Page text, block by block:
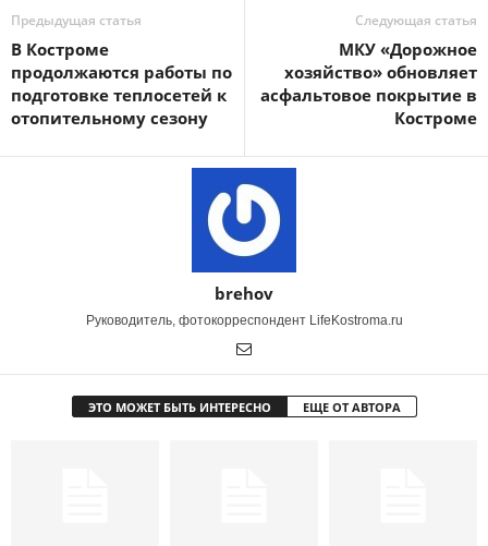
Предыдущая статья
В Костроме
продолжаются работы по
подготовке теплосетей к
отопительному сезону
Следующая статья
МКУ «Дорожное
хозяйство» обновляет
асфальтовое покрытие в
Костроме
brehov
Руководитель, фотокорреспондент LifeKostroma.ru
ЭТО МОЖЕТ БЫТЬ ИНТЕРЕСНО ЕЩЕ ОТ АВТОРА